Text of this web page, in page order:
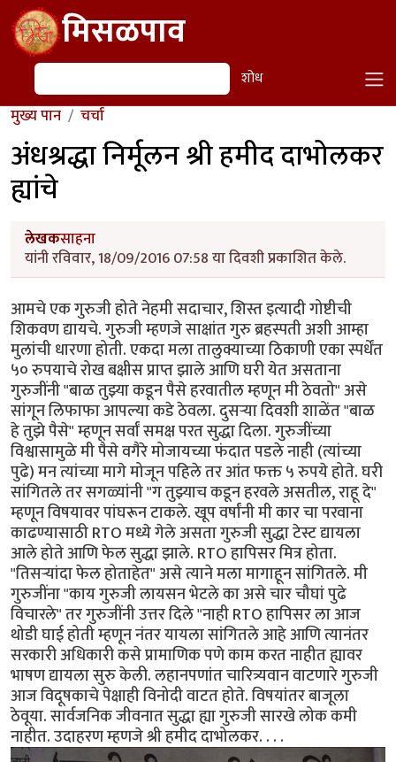
Skip to main contentमिसळपाव
शोध शोध
मुख्य पान चर्चा
अंधश्रद्धा निर्मूलन श्री हमीद दाभोलकर
ह्यांचे
लेखकसाहना
यांनी रविवार, 18/09/2016 07:58 या दिवशी प्रकाशित केले.
आमचे एक गुरुजी होते नेहमी सदाचार, शिस्त इत्यादी गोष्टीची
शिकवण द्यायचे. गुरुजी म्हणजे साक्षांत गुरु ब्रहस्पती अशी आम्हा
मुलांची धारणा होती. एकदा मला तालुक्याच्या ठिकाणी एका स्पर्धेंत
५० रुपयाचे रोख बक्षीस प्राप्त झाले आणि घरी येत असताना
गुरुजींनी "बाळ तुझ्या कडून पैसे हरवातील म्हणून मी ठेवतो" असे
सांगून लिफाफा आपल्या कडे ठेवला. दुसऱ्या दिवशी शाळेंत "बाळ
हे तुझे पैसे" म्हणून सर्वां समक्ष परत सुद्धा दिला. गुरुजींच्या
विश्वासामुळे मी पैसे वगैरे मोजायच्या फंदात पडले नाही (त्यांच्या
पुढे) मन त्यांच्या मागे मोजून पहिले तर आंत फक्त ५ रुपये होते. घरी
सांगितले तर सगळ्यांनी "ग तुझ्याच कडून हरवले असतील, राहू दे"
म्हणून विषयावर पांघरून टाकले. खूप वर्षांनी मी कार चा परवाना
काढण्यासाठी RTO मध्ये गेले असता गुरुजी सुद्धा टेस्ट द्यायला
आले होते आणि फेल सुद्धा झाले. RTO हापिसर मित्र होता.
"तिसऱ्यांदा फेल होताहेत" असे त्याने मला मागाहून सांगितले. मी
गुरुजींना "काय गुरुजी लायसन भेटले का असे चार चौघां पुढे
विचारले" तर गुरुजींनी उत्तर दिले "नाही RTO हापिसर ला आज
थोडी घाई होती म्हणून नंतर यायला सांगितले आहे आणि त्यानंतर
सरकारी अधिकारी कसे प्रामाणिक पणे काम करत नाहीत ह्यावर
भाषण द्यायला सुरु केली. लहानपणांत चारित्र्यवान वाटणारे गुरुजी
आज विदूषकाचे पेक्षाही विनोदी वाटत होते. विषयांतर बाजूला
ठेवूया. सार्वजनिक जीवनात सुद्धा ह्या गुरुजी सारखे लोक कमी
नाहीत. उदाहरण म्हणजे श्री हमीद दाभोलकर. . . .